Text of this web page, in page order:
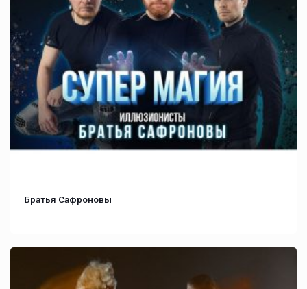
Братья Сафроновы